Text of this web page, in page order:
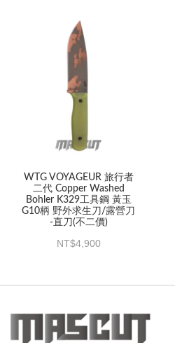
WTG VOYAGEUR 旅行者
二代 Copper Washed
Bohler K329工具鋼 黃玉
G10柄 野外求生刀/露營刀
-直刀(不二價)
4,900